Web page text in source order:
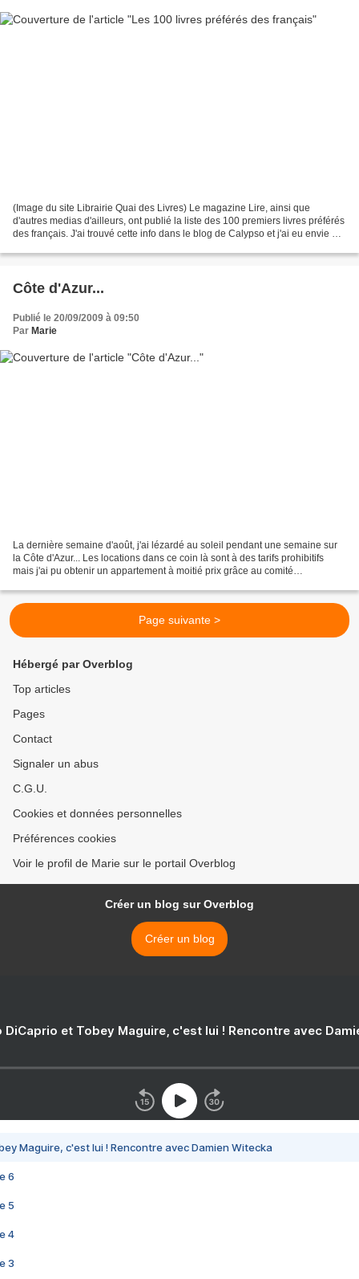
(Image du site Librairie Quai des Livres) Le magazine Lire, ainsi que
d'autres medias d'ailleurs, ont publié la liste des 100 premiers livres préférés
des français. J'ai trouvé cette info dans le blog de Calypso et j'ai eu envie de
Côte d'Azur...
Publié le 20/09/2009 à 09:50
Par Marie
La dernière semaine d'août, j'ai lézardé au soleil pendant une semaine sur
la Côte d'Azur... Les locations dans ce coin là sont à des tarifs prohibitifs
mais j'ai pu obtenir un appartement à moitié prix grâce au comité
Page suivante >
Hébergé par Overblog
Top articles
Pages
Contact
Signaler un abus
C.G.U.
Cookies et données personnelles
Préférences cookies
Voir le profil de Marie sur le portail Overblog
Créer un blog sur Overblog
Créer un blog
DiCaprio et Tobey Maguire, c'est lui ! Rencontre avec
Maguire, c'est lui ! Rencontre avec Damien Witecka
6
5
4
3